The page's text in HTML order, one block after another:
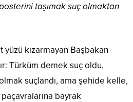
taşımak suç olmaktan
yüzü kızarmayan Başbakan
Türküm demek suç oldu,
suçlandı, ama şehide kelle,
bayrak